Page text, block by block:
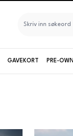
GAVEKORT PRE-